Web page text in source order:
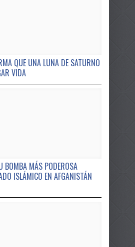
QUE UNA LUNA DE SATURNO
VIDA
BOMBA MÁS PODEROSA
ISLÁMICO EN AFGANISTÁN